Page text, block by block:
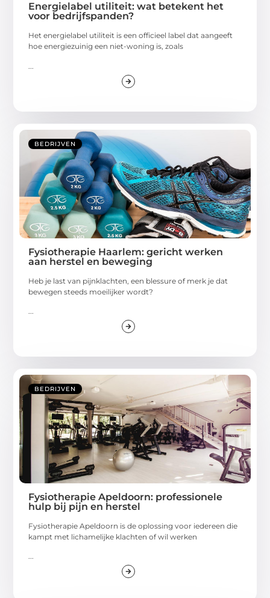
Energielabel utiliteit: wat betekent het
voor bedrijfspanden?
Het energielabel utiliteit is een officieel label dat aangeeft
hoe energiezuinig een niet-woning is, zoals
BEDRIJVEN
Fysiotherapie Haarlem: gericht werken
aan herstel en beweging
Heb je last van pijnklachten, een blessure of merk je dat
bewegen steeds moeilijker wordt?
...
BEDRIJVEN
Fysiotherapie Apeldoorn: professionele
hulp bij pijn en herstel
Fysiotherapie Apeldoorn is de oplossing voor iedereen die
kampt met lichamelijke klachten of wil werken
...